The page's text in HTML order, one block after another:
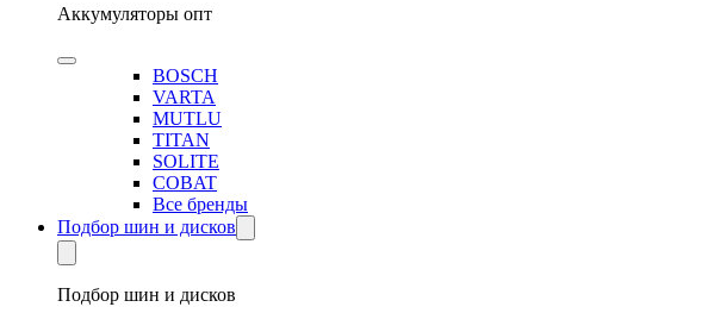
Аккумуляторы опт
BOSCH
VARTA
MUTLU
TITAN
SOLITE
COBAT
Все бренды
Подбор шин и дисков
Подбор шин и дисков